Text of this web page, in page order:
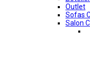
Outlet
Sofas
Salon